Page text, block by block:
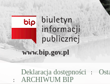
www.bip.gov.pl
Deklaracja dostępności
ARCHIWUM BIP